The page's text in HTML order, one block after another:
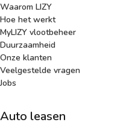
Waarom LIZY
Hoe het werkt
MyLIZY vlootbeheer
Duurzaamheid
Onze klanten
Veelgestelde vragen
Jobs
Auto leasen